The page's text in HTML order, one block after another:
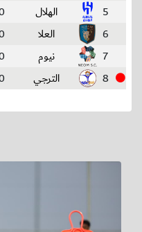
5
الهلال
6
العلا
7
نيوم
8
الترجي